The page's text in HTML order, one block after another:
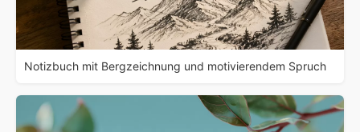
Notizbuch mit Bergzeichnung und motivierendem Spruch